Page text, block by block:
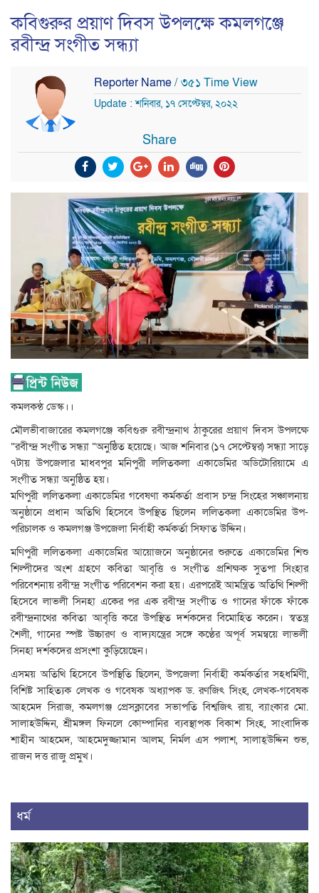
কবিগুরুর প্রয়াণ দিবস উপলক্ষে কমলগঞ্জে
রবীন্দ্র সংগীত সন্ধ্যা
Reporter Name/ ৩৫১ Time View
Update : শনিবার, ১৭ সেপ্টেম্বর, ২০২২
Share
কমলকন্ঠ ডেস্ক।।
মৌলভীবাজারের কমলগঞ্জে কবিগুরু রবীন্দ্রনাথ ঠাকুরের প্রয়াণ দিবস উপলক্ষে
“রবীন্দ্র সংগীত সন্ধ্যা “অনুষ্ঠিত হয়েছে। আজ শনিবার (১৭ সেপ্টেম্বর) সন্ধ্যা সাড়ে
৭টায় উপজেলার মাধবপুর মনিপুরী ললিতকলা একাডেমির অডিটোরিয়ামে এ
সংগীত সন্ধ্যা অনুষ্ঠিত হয়।
মণিপুরী ললিতকলা একাডেমির গবেষণা কর্মকর্তা প্রবাস চন্দ্র সিংহের সঞ্চালনায়
অনুষ্ঠানে প্রধান অতিথি হিসেবে উপস্থিত ছিলেন ললিতকলা একাডেমির উপ-
পরিচালক ও কমলগঞ্জ উপজেলা নির্বাহী কর্মকর্তা সিফাত উদ্দিন।
মণিপুরী ললিতকলা একাডেমির আয়োজনে অনুষ্ঠানের শুরুতে একাডেমির শিশু
শিল্পীদের অংশ গ্রহণে কবিতা আবৃত্তি ও সংগীত প্রশিক্ষক সুতপা সিংহার
পরিবেশনায় রবীন্দ্র সংগীত পরিবেশন করা হয়। এরপরেই আমন্ত্রিত অতিথি শিল্পী
হিসেবে লাভলী সিনহা একের পর এক রবীন্দ্র সংগীত ও গানের ফাঁকে ফাঁকে
রবীন্দ্রনাথের কবিতা আবৃত্তি করে উপস্থিত দর্শকদের বিমোহিত করেন। স্বতন্ত্র
শৈলী, গানের স্পষ্ট উচ্চারণ ও বাদ্যযন্ত্রের সঙ্গে কণ্ঠের অপূর্ব সমন্বয়ে লাভলী
সিনহা দর্শকদের প্রসংশা কুড়িয়েছেন।
এসময় অতিথি হিসেবে উপস্থিতি ছিলেন, উপজেলা নির্বাহী কর্মকর্তার সহধর্মিণী,
বিশিষ্ট সাহিত্যক লেখক ও গবেষক অধ্যাপক ড. রণজিৎ সিংহ, লেখক-গবেষক
আহমেদ সিরাজ, কমলগঞ্জ প্রেসক্লাবের সভাপতি বিশ্বজিৎ রায়, ব্যাংকার মো.
সালাহউদ্দিন, শ্রীমঙ্গল ফিনলে কোম্পানির ব্যবস্থাপক বিকাশ সিংহ, সাংবাদিক
শাহীন আহমেদ, আহমেদুজ্জামান আলম, নির্মল এস পলাশ, সালাহ্উদ্দিন শুভ,
রাজন দত্ত রাজু প্রমুখ।
ধর্ম